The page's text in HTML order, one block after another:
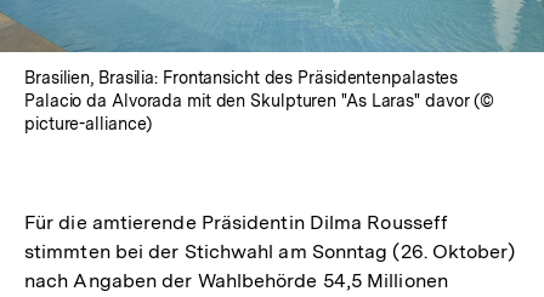
Brasilien, Brasilia: Frontansicht des Präsidentenpalastes
Palacio da Alvorada mit den Skulpturen "As Laras" davor (©
picture-alliance)
Für die amtierende Präsidentin Dilma Rousseff
stimmten bei der Stichwahl am Sonntag (26. Oktober)
nach Angaben der Wahlbehörde 54,5 Millionen